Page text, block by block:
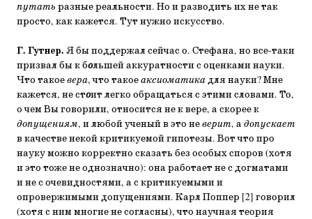
путать разные реальности. Но и разводить их не так
просто, как кажется. Тут нужно искусство.
Г. Гутнер. Я бы поддержал сейчас о. Стефана, но все-таки
призвал бы к большей аккуратности с оценками науки.
Что такоевера, что такоеаксиоматикадля науки? Мне
кажется, не стоит легко обращаться с этими словами. То,
о чем Вы говорили, относится не к вере, а скорее к
допущениям, и любой ученый в это неверит, адопускает
в качестве некой критикуемой гипотезы. Вот что про
науку можно корректно сказать без особых споров (хотя
и это тоже не однозначно): она работает не с догматами
и не с очевидностями, а с критикуемыми и
опровержимыми допущениями. Карл Поппер [2] говорил
(хотя с ним многие не согласны), что научная теория